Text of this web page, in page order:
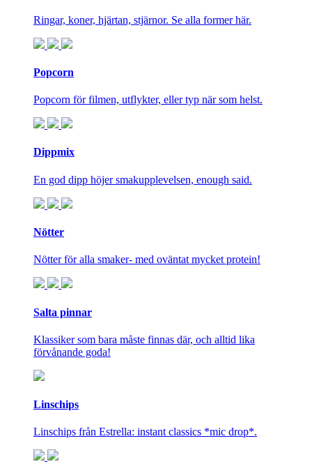
Ringar, koner, hjärtan, stjärnor. Se alla former här.
Popcorn
Popcorn för filmen, utflykter, eller typ när som helst.
Dippmix
En god dipp höjer smakupplevelsen, enough said.
Nötter
Nötter för alla smaker- med oväntat mycket protein!
Salta pinnar
Klassiker som bara måste finnas där, och alltid lika
förvånande goda!
Linschips
Linschips från Estrella: instant classics *mic drop*.